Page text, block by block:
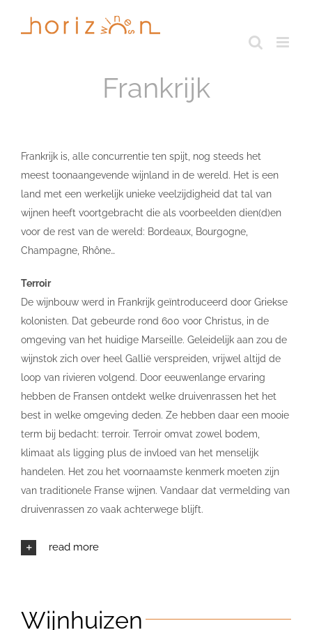
Frankrijk
Frankrijk is, alle concurrentie ten spijt, nog steeds het
meest toonaangevende wijnland in de wereld. Het is een
land met een werkelijk unieke veelzijdigheid dat tal van
wijnen heeft voortgebracht die als voorbeelden dien(d)en
voor de rest van de wereld: Bordeaux, Bourgogne,
Champagne, Rhône…
Terroir
De wijnbouw werd in Frankrijk geïntroduceerd door Griekse
kolonisten. Dat gebeurde rond 600 voor Christus, in de
omgeving van het huidige Marseille. Geleidelijk aan zou de
wijnstok zich over heel Gallië verspreiden, vrijwel altijd de
loop van rivieren volgend. Door eeuwenlange ervaring
hebben de Fransen ontdekt welke druivenrassen het het
best in welke omgeving deden. Ze hebben daar een mooie
term bij bedacht: terroir. Terroir omvat zowel bodem,
klimaat als ligging plus de invloed van het menselijk
handelen. Het zou het voornaamste kenmerk moeten zijn
van traditionele Franse wijnen. Vandaar dat vermelding van
druivenrassen zo vaak achterwege blijft.
read more
Wijnhuizen